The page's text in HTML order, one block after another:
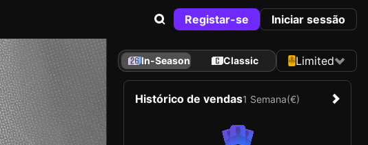
Registar-se Iniciar sessão
In-Season Classic Limited
Histórico de vendas1 Semana(€)